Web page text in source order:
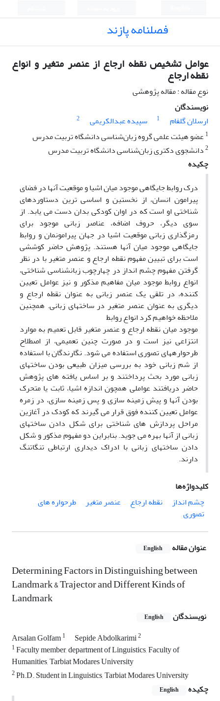
فصلنامه پازند
عوامل تشخیص نقطه ارجاع از عنصر متغیر و انواع
نقطه ارجاع
نوع مقاله : مقاله پژوهشی
نویسندگان
ارسلان گلفام
1 سپیده عبدالکریمی
2
1 عضو هیئت علمی گروه زبان‌شناسی دانشگاه تربیت مدرس
2دانشجوی دکتری زبان‌شناسی دانشگاه تربیت مدرس
چکیده
درک روابط جایگاهی موجود میان اشیا و موقعیت آنها در فضای
پیرامون انسان، از نخستین و اساسی ترین دستاوردهای
شناختی او است که در اوان کودکی بدان دست می یابد. از
سوی دیگر، حروف اضافه، عناصر زبانی موجود برای
رمزگذاری زبانی موقعیت اشیا در جهان پیرامونمان و روابط
جایگاهی موجود میان آنها هستند. پژوهش حاضر کوششی
است برای تبیین مفهوم نقطه ارجاع و عنصر متغیر با در نظر
گرفتن مفهوم چشم انداز در چهارچوب زبانشناسی شناختی،
انواع روابط موجود میان مفاهیم مذکور و نیز عوامل تعیین
کننده، در تلقی یک عنصر زبانی به عنوان نقطه ارجاع و
دیگری به عنوان عنصر متغیر در ساختهای زبانی. همچنین
ملاحظه خواهیم کرد انواع روابط
موجود میان نقطه ارجاع و عنصر متغیر قابل تعمیم به موارد
انتزاعی نیز است و در صورت چنین تعمیمی، از اصطلاح
طرحوارههای تصوری استفاده می شود. نگارندگان با استفاده
از شم زبانی خود به بررسی میزان طبیعی بودن ساختهای
زبانی مورد بحث پرداختند و بر اساس یافته های پژوهش
حاضر دریافتند عواملی همچون اندازه اشیا، ثابت یا متحرک
بودن آنها و پیش زمینه سازی و پس زمینه سازی، در زمره
عوامل تعیین کننده فوق قرار می گیرند که کودک در آغازین
مراحل پردازش های شناختی برای شکل دادن ساختهای
زبانی از آنها بهره می جوید. بنابراین دو مفهوم مذکور و شکل
دادن ساختهای زبانی با ادراک دیداری ارتباطی تنگاتنگ
دارند.
کلیدواژه‌ها
چشم انداز
نقطه ارجاع عنصر متغیر
طرحواره های
تصوری
عنوان مقاله English
Determining Factors in Distinguishing between
Landmark & Trajector and Different Kinds of
Landmark
نویسندگان English
Arsalan Golfam1 Sepide Abdolkarimi2
1Faculty member, department of Linguistics, Faculty of
Humanities, Tarbiat Modares University
2Ph.D. Student in Linguistics, Tarbiat Modares University
چکیده
English